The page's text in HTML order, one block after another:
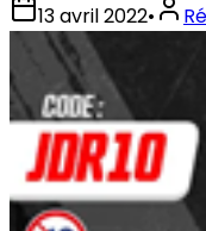
13 avril 2022•